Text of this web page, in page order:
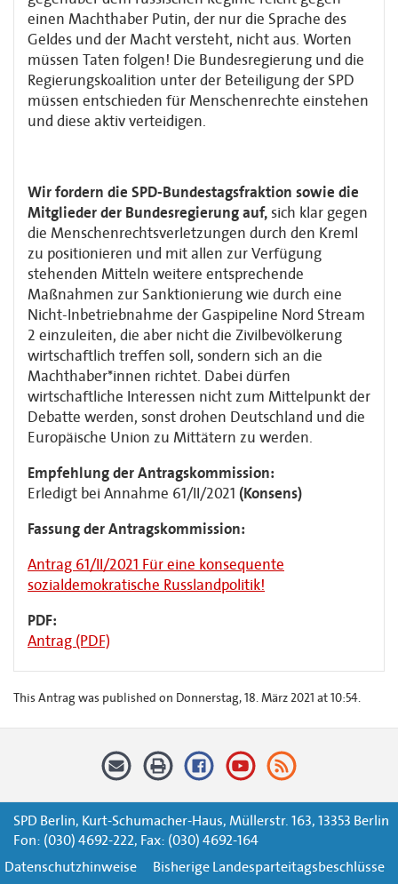
einen Machthaber Putin, der nur die Sprache des
Geldes und der Macht versteht, nicht aus. Worten
müssen Taten folgen! Die Bundesregierung und die
Regierungskoalition unter der Beteiligung der SPD
müssen entschieden für Menschenrechte einstehen
und diese aktiv verteidigen.
Wir fordern die SPD-Bundestagsfraktion sowie die
Mitglieder der Bundesregierung auf, sich klar gegen
die Menschenrechtsverletzungen durch den Kreml
zu positionieren und mit allen zur Verfügung
stehenden Mitteln weitere entsprechende
Maßnahmen zur Sanktionierung wie durch eine
Nicht-Inbetriebnahme der Gaspipeline Nord Stream
2 einzuleiten, die aber nicht die Zivilbevölkerung
wirtschaftlich treffen soll, sondern sich an die
Machthaber*innen richtet. Dabei dürfen
wirtschaftliche Interessen nicht zum Mittelpunkt der
Debatte werden, sonst drohen Deutschland und die
Europäische Union zu Mittätern zu werden.
Empfehlung der Antragskommission:
Erledigt bei Annahme 61/II/2021 (Konsens)
Fassung der Antragskommission:
Antrag 61/II/2021 Für eine konsequente
sozialdemokratische Russlandpolitik!
PDF:
Antrag (PDF)
This Antrag was published on Donnerstag, 18. März 2021 at 10:54.
SPD Berlin, Kurt-Schumacher-Haus, Müllerstr. 163, 13353 Berlin
Fon: (030) 4692-222, Fax: (030) 4692-164
Datenschutzhinweise
Bisherige Landesparteitagsbeschlüsse